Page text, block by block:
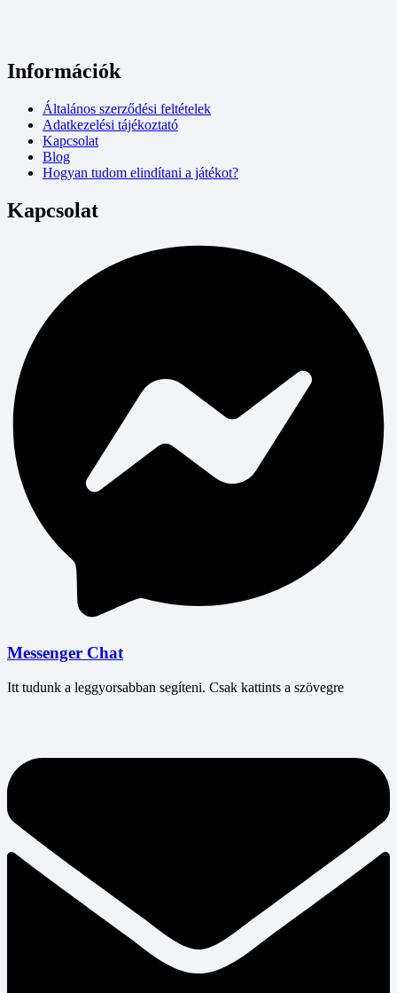
Információk
Általános szerződési feltételek
Adatkezelési tájékoztató
Kapcsolat
Blog
Hogyan tudom elindítani a játékot?
Kapcsolat
Messenger Chat
Itt tudunk a leggyorsabban segíteni. Csak kattints a szövegre